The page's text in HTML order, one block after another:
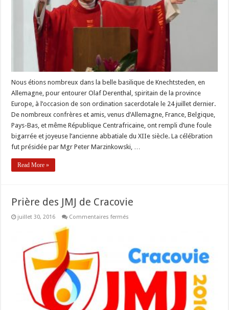
Nous étions nombreux dans la belle basilique de Knechtsteden, en
Allemagne, pour entourer Olaf Derenthal, spiritain de la province
Europe, à l’occasion de son ordination sacerdotale le 24 juillet dernier.
De nombreux confrères et amis, venus d’Allemagne, France, Belgique,
Pays-Bas, et même République Centrafricaine, ont rempli d’une foule
bigarrée et joyeuse l’ancienne abbatiale du XIIe siècle. La célébration
fut présidée par Mgr Peter Marzinkowski, …
Read More »
Prière des JMJ de Cracovie
juillet 30, 2016 Commentaires fermés
Cracovie